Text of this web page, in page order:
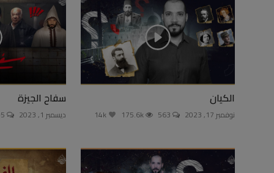
الكيان
نوفمبر 17, 2023
سفاح الجيزة
ديسمبر 1, 2023 395